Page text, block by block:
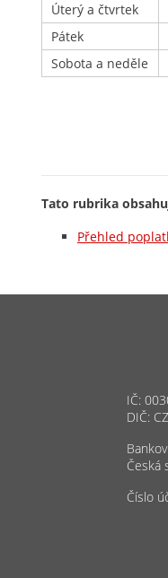
Úterý a čtvrtek
Pátek
Sobota a neděle
Tato rubrika
Přehled
IČ:
DIČ:
Česká
Číslo